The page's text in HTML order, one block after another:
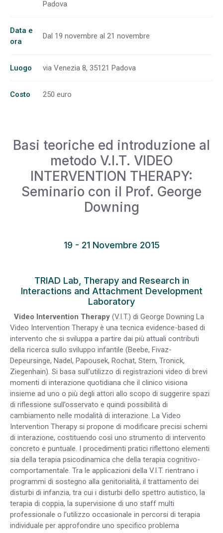
Padova
Data e
ora
Dal 19 novembre al 21 novembre
Luogo via Venezia 8, 35121 Padova
Costo 250 euro
Basi teoriche ed introduzione al
metodo V.I.T. VIDEO
INTERVENTION THERAPY:
Seminario con il Prof. George
Downing
19 - 21 Novembre 2015
TRIAD Lab, Therapy and Research in
Interactions and Attachment Development
Laboratory
Video Intervention Therapy (V.I.T.) di George Downing La
Video Intervention Therapy è una tecnica evidence-based di
intervento che si sviluppa a partire dai più attuali contributi
della ricerca sullo sviluppo infantile (Beebe, Fivaz-
Depeursinge, Nadel, Papousek, Rochat, Stern, Tronick,
Ziegenhain). Si basa sull’utilizzo di registrazioni video di brevi
momenti di interazione quotidiana che il clinico visiona
insieme ad uno o più degli attori allo scopo di suggerire spazi
di riflessione sull’osservato e quindi possibilità di
cambiamento nelle modalità di interazione. La Video
Intervention Therapy si propone di modificare precisi schemi
di interazione, costituendo così uno strumento di intervento
concreto e puntuale. I procedimenti pratici riflettono elementi
sia della terapia psicodinamica che della terapia cognitivo-
comportamentale. Tra le applicazioni della V.I.T. rientrano i
programmi di sostegno alla genitorialità, il trattamento dei
disturbi di infanzia, tra cui i disturbi dello spettro autistico, la
terapia di coppia, la supervisione di uno staff multi
professionale o l’utilizzo occasionale in percorsi di terapia
individuale per approfondire uno specifico problema